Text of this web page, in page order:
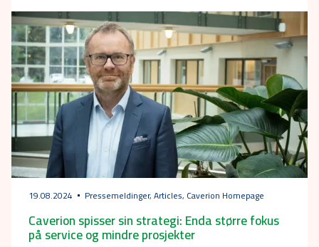
19.08.2024 Pressemeldinger, Articles, Caverion Homepage
Caverion spisser sin strategi: Enda større fokus
på service og mindre prosjekter